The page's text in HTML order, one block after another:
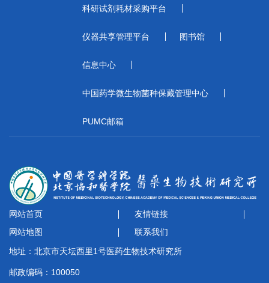
科研试剂耗材采购平台
仪器共享管理平台 图书馆
信息中心
中国药学微生物菌种保藏管理中心
PUMC邮箱
网站首页
友情链接
网站地图
联系我们
地址：北京市天坛西里1号医药生物技术研究所
邮政编码：100050